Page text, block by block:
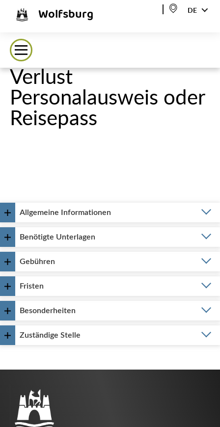
Wolfsburg DE
Verlust
Personalausweis oder
Reisepass
Allgemeine Informationen
Benötigte Unterlagen
Gebühren
Fristen
Besonderheiten
Zuständige Stelle